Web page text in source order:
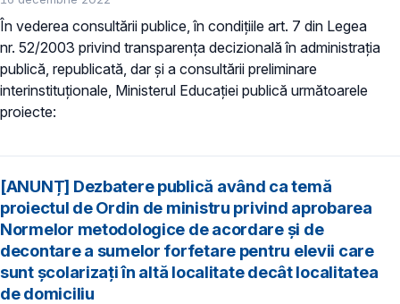
În vederea consultării publice, în condiţiile art. 7 din Legea
nr. 52/2003 privind transparenţa decizională în administraţia
publică, republicată, dar și a consultării preliminare
interinstituționale, Ministerul Educaţiei publică următoarele
proiecte:
[ANUNȚ] Dezbatere publică având ca temă
proiectul de Ordin de ministru privind aprobarea
Normelor metodologice de acordare și de
decontare a sumelor forfetare pentru elevii care
sunt școlarizați în altă localitate decât localitatea
de domiciliu